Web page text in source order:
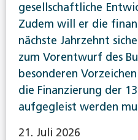
gesellschaftliche
Zudem will er die
nächste Jahrzehnt
zum Vorentwurf des
besonderen
die Finanzierung der
aufgegleist werden
21. Juli 2026